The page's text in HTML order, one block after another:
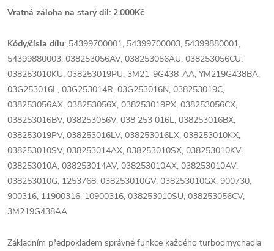
Vratná záloha na starý díl: 2.000Kč
Kódy/čísla dílu: 54399700001, 54399700003, 54399880001,
54399880003, 038253056AV, 038253056AU, 038253056CU,
038253010KU, 038253019PU, 3M21-9G438-AA, YM219G438BA,
03G253016L, 03G253014R, 03G253016N, 038253019C,
038253056AX, 038253056X, 038253019PX, 038253056CX,
038253016BV, 038253056V, 038 253 016L, 038253016BX,
038253019PV, 038253016LV, 038253016LX, 038253010KX,
038253010SV, 038253014AX, 038253010SX, 038253010KV,
038253010A, 038253014AV, 038253010AX, 038253010AV,
038253010G, 1253768, 038253010GV, 038253010GX, 900730,
900316, 11900316, 10900316, 038253010SU, 038253056CV,
3M219G438AA
Základním předpokladem správné funkce každého turbodmychadla